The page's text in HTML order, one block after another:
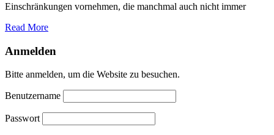
Einschränkungen vornehmen, die manchmal auch nicht immer
Read More
Anmelden
Bitte anmelden, um die Website zu besuchen.
Benutzername
Passwort